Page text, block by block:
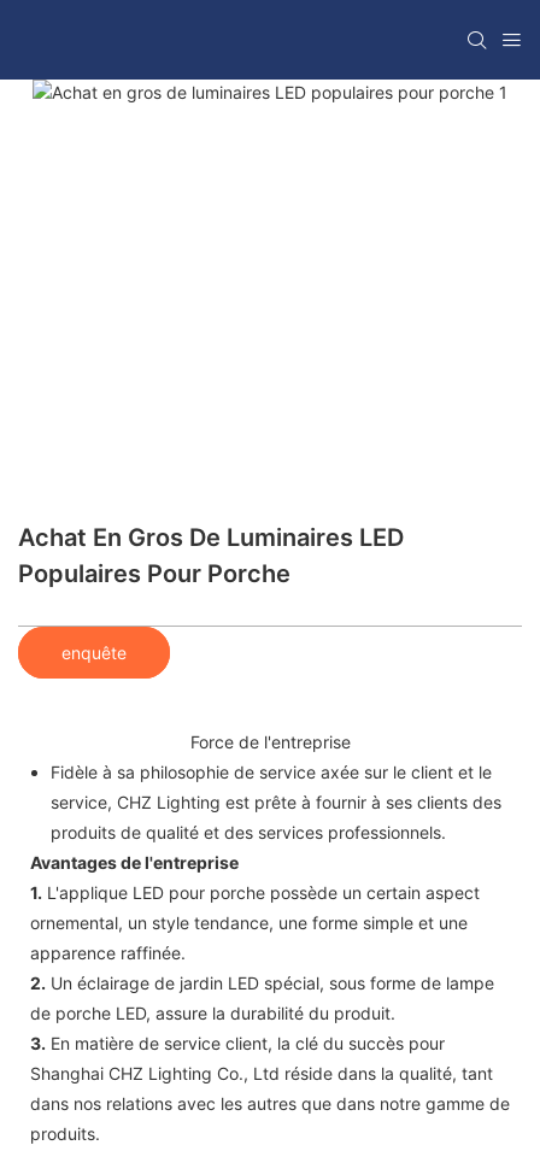
Achat En Gros De Luminaires LED
Populaires Pour Porche
enquête
Force de l'entreprise
Fidèle à sa philosophie de service axée sur le client et le
service, CHZ Lighting est prête à fournir à ses clients des
produits de qualité et des services professionnels.
Avantages de l'entreprise
1. L'applique LED pour porche possède un certain aspect
ornemental, un style tendance, une forme simple et une
apparence raffinée.
2. Un éclairage de jardin LED spécial, sous forme de lampe
de porche LED, assure la durabilité du produit.
3. En matière de service client, la clé du succès pour
Shanghai CHZ Lighting Co., Ltd réside dans la qualité, tant
dans nos relations avec les autres que dans notre gamme de
produits.